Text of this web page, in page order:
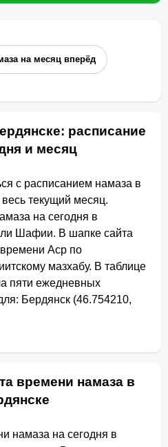
на месяц вперёд
расписание
и месяц
с расписанием намаза в
текущий месяц.
на сегодня в
Шафии. В шапке сайта
Аср по
мазхабу. В таблице
пяти ежедневных
Бердянск (46.754210,
времени намаза в
намаза на сегодня в